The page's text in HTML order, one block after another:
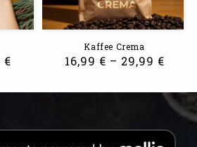
€
Kaffee Crema
16,99 € – 29,99 €